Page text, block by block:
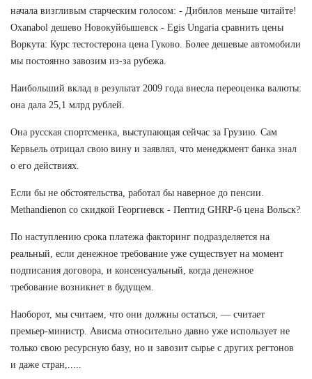
начала визгливым старческим голосом: - Дибилов меньше читайте!
Oxanabol дешево Новокуйбышевск - Egis Ungaria сравнить цены
Воркута: Курс тестостерона цена Гуково. Более дешевые автомобили
мы постоянно завозим из-за рубежа.
Наибольший вклад в результат 2009 года внесла переоценка валюты:
она дала 25,1 млрд рублей.
Она русская спортсменка, выступающая сейчас за Грузию. Сам
Кервьель отрицал свою вину и заявлял, что менеджмент банка знал
о его действиях.
Если бы не обстоятельства, работал бы наверное до пенсии.
Methandienon со скидкой Георгиевск - Пептид GHRP-6 цена Вольск?
По наступлению срока платежа факторинг подразделяется на
реальный, если денежное требование уже существует на момент
подписания договора, и консенсуальный, когда денежное
требование возникнет в будущем.
Наоборот, мы считаем, что они должны остаться, — считает
премьер-министр. Ависма относительно давно уже использует не
только свою ресурсную базу, но и завозит сырье с других регтонов
и даже стран,.....